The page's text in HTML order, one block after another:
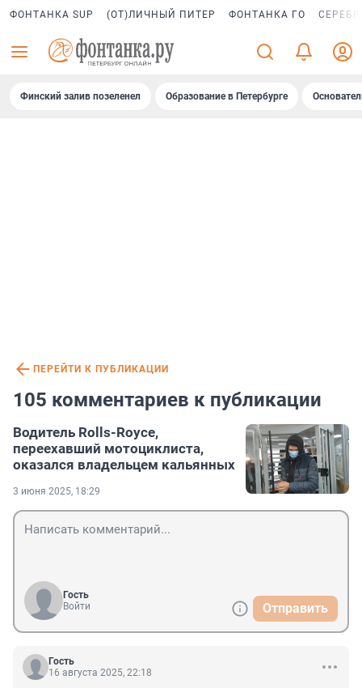
ФОНТАНКА SUP (ОТ)ЛИЧНЫЙ ПИТЕР ФОНТАНКА ГО
Финский залив позеленел Образование в Петербурге
ПЕРЕЙТИ К ПУБЛИКАЦИИ
105 комментариев к публикации
Водитель Rolls-Royce,
переехавший мотоциклиста,
оказался владельцем кальянных
3 июня 2025, 18:29
Гость
Войти
Отправить
Гость
16 августа 2025, 22:18